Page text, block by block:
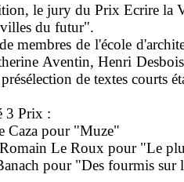
le jury du Prix Ecrire la
villes du futur".
membres de l'école
Aventin, Henri
de textes courts
3 Prix :
Caza pour "Muze"
Le Roux pour "Le
pour "Des fourmis sur